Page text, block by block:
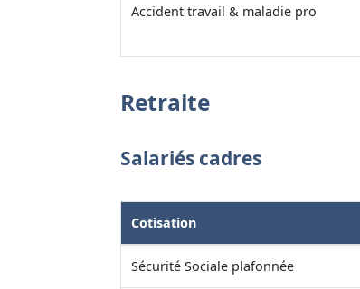
Accident travail & maladie pro
Retraite
Salariés cadres
Cotisation
Sécurité Sociale plafonnée